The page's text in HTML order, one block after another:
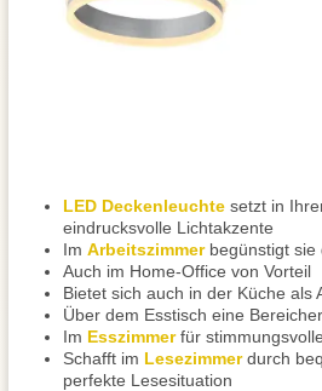
LED Deckenleuchte setzt in
eindrucksvolle Lichtakzente
Im Arbeitszimmerbegünstigt sie
Auch im Home-Office von Vorteil
Bietet sich auch in der Küche als
Über dem Esstisch eine
Im Esszimmerfür
Schafft im Lesezimmerdurch
perfekte Lesesituation